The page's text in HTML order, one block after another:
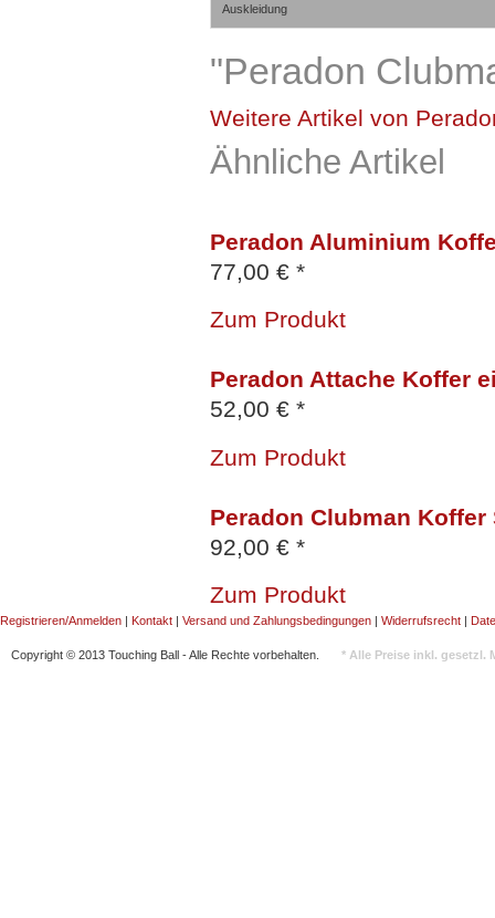
Auskleidung
"Peradon
Weitere Artikel von
Ähnliche Artikel
Peradon Aluminium
77,00 € *
Zum Produkt
Peradon Attache Koffer
52,00 € *
Zum Produkt
Peradon Clubman
92,00 € *
Zum Produkt
Registrieren/Anmelden Kontakt Versand und Zahlungsbedingungen Widerrufsrecht
Copyright © 2013 Touching Ball - Alle Rechte vorbehalten. * Alle Preise inkl. gesetzl.